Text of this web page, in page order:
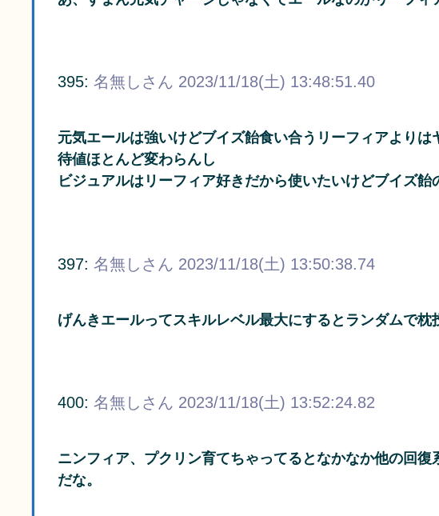
395: 名無しさん 2023/11/18(土) 13:48:51.40
元気エールは強いけどブイズ飴食い合うリーフィアより
待値ほとんど変わらんし
ビジュアルはリーフィア好きだから使いたいけどブイズ飴
397: 名無しさん 2023/11/18(土) 13:50:38.74
げんきエールってスキルレベル最大にするとランダムで
400: 名無しさん 2023/11/18(土) 13:52:24.82
ニンフィア、プクリン育てちゃってるとなかなか他の回
だな。